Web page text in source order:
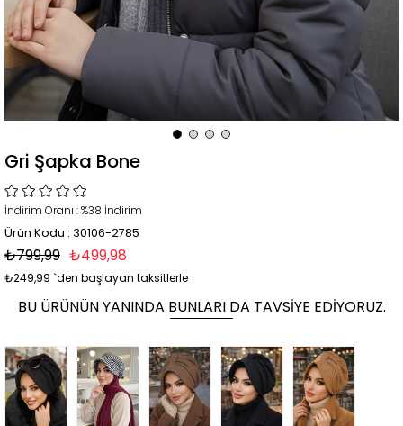
Gri Şapka Bone
İndirim Oranı :%38 İndirim
Ürün Kodu : 30106-2785
₺799,99 ₺499,98
₺249,99 `den başlayan taksitlerle
BU ÜRÜNÜN YANINDA BUNLARI DA TAVSIYE EDIYORUZ.